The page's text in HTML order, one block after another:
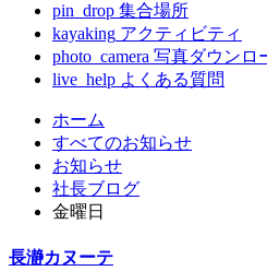
pin_drop 集合場所
kayaking アクティビティ
photo_camera 写真ダウンロ
live_help よくある質問
文
へ
ホーム
すべてのお知らせ
お知らせ
社長ブログ
金曜日
長瀞カヌーテ